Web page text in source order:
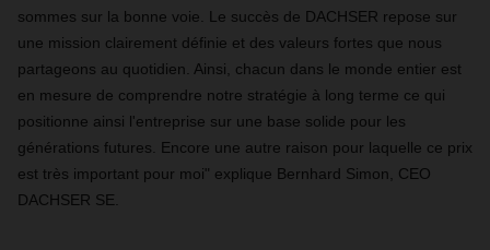
sommes sur la bonne voie. Le succès de DACHSER repose sur
une mission clairement définie et des valeurs fortes que nous
partageons au quotidien. Ainsi, chacun dans le monde entier est
en mesure de comprendre notre stratégie à long terme ce qui
positionne ainsi l'entreprise sur une base solide pour les
générations futures. Encore une autre raison pour laquelle ce prix
est très important pour moi" explique Bernhard Simon, CEO
DACHSER SE.